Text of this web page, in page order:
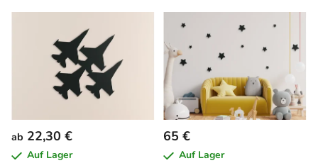
ab 22,30 €
Auf Lager
65 €
Auf Lager